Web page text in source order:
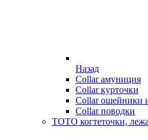
Назад
Collar амуниция
Collar курточки
Collar ошейники
Collar поводки
ТОТО когтеточки,